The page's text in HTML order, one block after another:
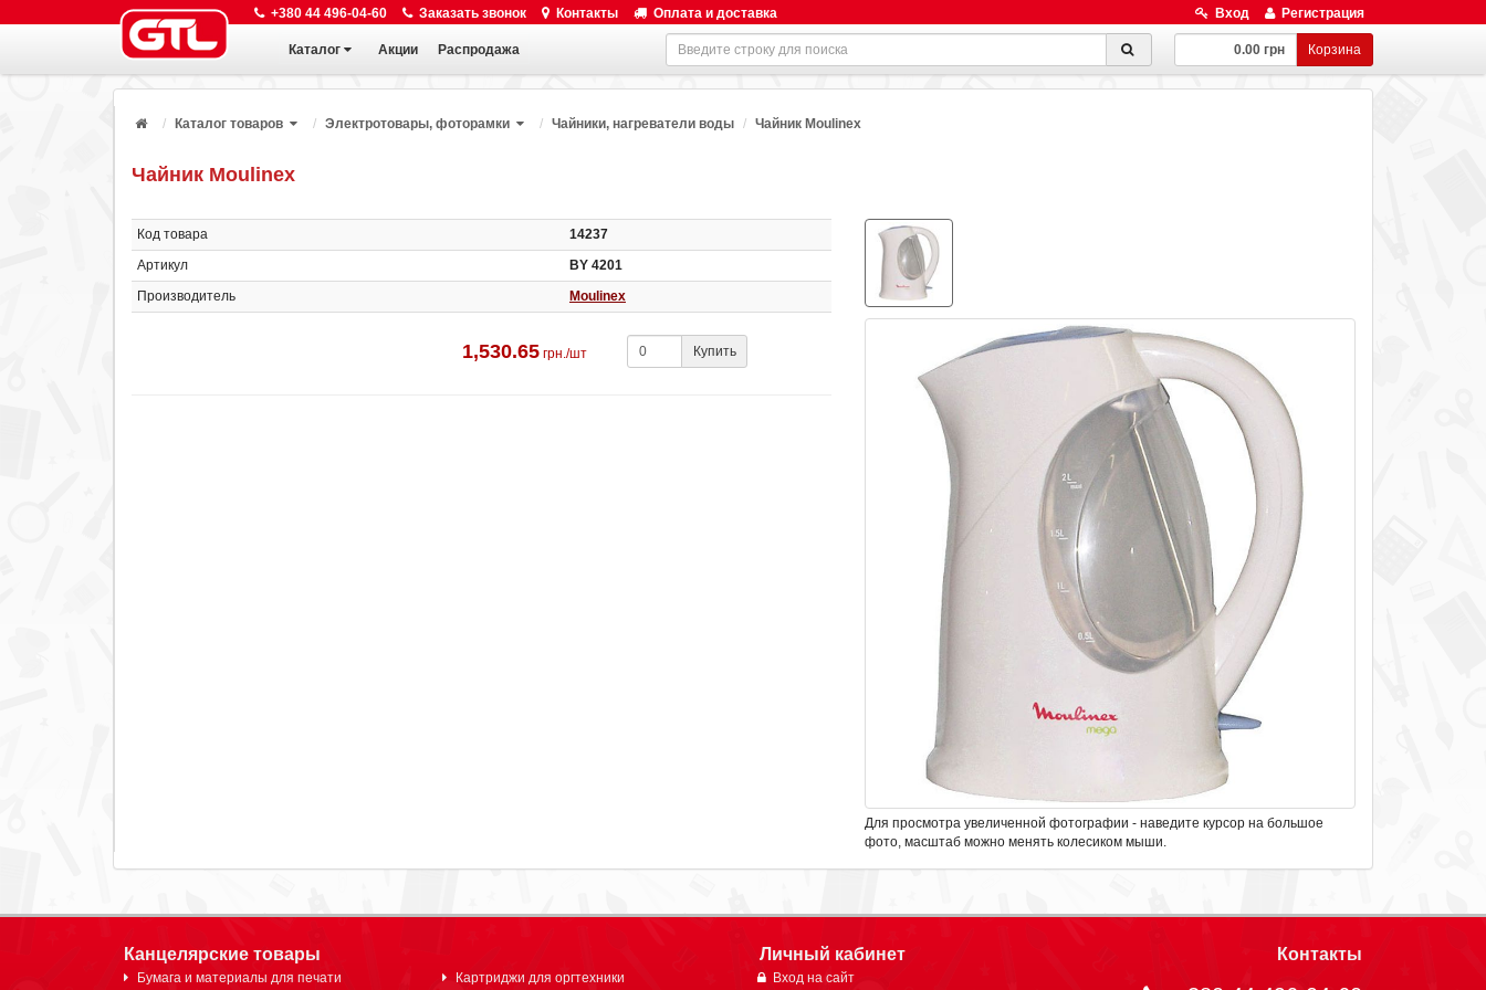
+380 44 496-04-60 Заказать звонок Контакты Оплата и доставка Вход Регистрация
Каталог Акции Распродажа 0.00 грн Корзина
Каталог товаров Электротовары, фоторамки Чайники, нагреватели воды Чайник Moulinex
Чайник Moulinex
Код товара
14237
Артикул
BY 4201
Производитель
Moulinex
1,530.65 грн./шт Купить
Для просмотра увеличенной фотографии - наведите курсор на большое
фото, масштаб можно менять колесиком мыши.
Канцелярские товары
Бумага и материалы для печати
Картриджи для оргтехники
Личный кабинет
Вход на сайт
Контакты